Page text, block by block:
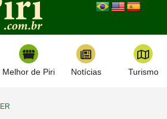
Melhor de Piri Notícias Turismo